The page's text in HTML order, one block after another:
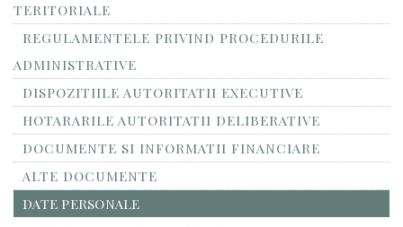
TERITORIALE
REGULAMENTELE PRIVIND PROCEDURILE
ADMINISTRATIVE
DISPOZITIILE AUTORITATII EXECUTIVE
HOTARARILE AUTORITATII DELIBERATIVE
DOCUMENTE SI INFORMATII FINANCIARE
ALTE DOCUMENTE
DATE PERSONALE